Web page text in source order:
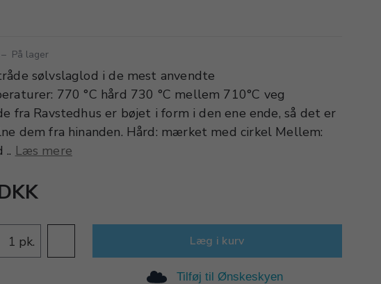
– På lager
sølvslaglod i de mest anvendte
770 °C hård 730 °C mellem 710°C veg
fra Ravstedhus er bøjet i form i den ene ende, så det er
dem fra hinanden. Hård: mærket med cirkel Mellem:
.. Læs mere
pk. Læg i kurv
Tilføj til Ønskeskyen